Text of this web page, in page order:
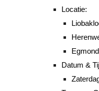
Locatie:
Datum &